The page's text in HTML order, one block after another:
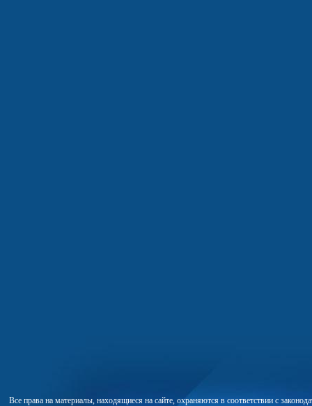
Все права на материалы, находящиеся на сайте, охраняются в соответствии с